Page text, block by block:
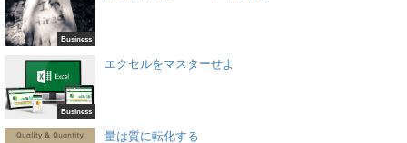
Business
Business
エクセルをマスターせよ
量は質に転化する